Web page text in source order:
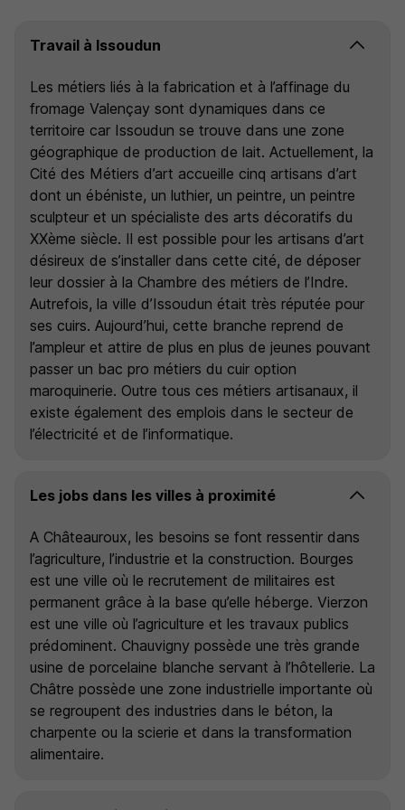
Travail à Issoudun
Les métiers liés à la fabrication et à l’affinage du
fromage Valençay sont dynamiques dans ce
territoire car Issoudun se trouve dans une zone
géographique de production de lait. Actuellement, la
Cité des Métiers d’art accueille cinq artisans d’art
dont un ébéniste, un luthier, un peintre, un peintre
sculpteur et un spécialiste des arts décoratifs du
XXème siècle. Il est possible pour les artisans d’art
désireux de s’installer dans cette cité, de déposer
leur dossier à la Chambre des métiers de l’Indre.
Autrefois, la ville d’Issoudun était très réputée pour
ses cuirs. Aujourd’hui, cette branche reprend de
l’ampleur et attire de plus en plus de jeunes pouvant
passer un bac pro métiers du cuir option
maroquinerie. Outre tous ces métiers artisanaux, il
existe également des emplois dans le secteur de
l’électricité et de l’informatique.
Les jobs dans les villes à proximité
A Châteauroux, les besoins se font ressentir dans
l’agriculture, l’industrie et la construction. Bourges
est une ville où le recrutement de militaires est
permanent grâce à la base qu’elle héberge. Vierzon
est une ville où l’agriculture et les travaux publics
prédominent. Chauvigny possède une très grande
usine de porcelaine blanche servant à l’hôtellerie. La
Châtre possède une zone industrielle importante où
se regroupent des industries dans le béton, la
charpente ou la scierie et dans la transformation
alimentaire.